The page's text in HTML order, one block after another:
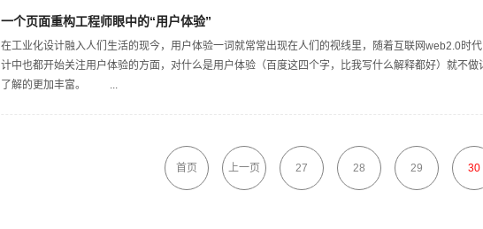
一个页面重构工程师眼中的“用户体验”
在工业化设计融入人们生活的现今，用户体验一词就常常出现在人们的视线里，随着互联网web2.0时
计中也都开始关注用户体验的方面，对什么是用户体验（百度这四个字，比我写什么解释都好）就不
了解的更加丰富。 ...
首页 上一页 27 28 29 30